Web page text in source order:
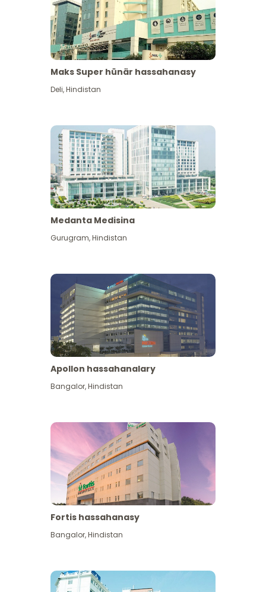
Has giňişleýin gör
Maks Super hünär hassahanasy
Deli,Hindistan
Medanta Medisina
Gurugram,Hindistan
Apollon hassahanalary
Bangalor,Hindistan
Fortis hassahanasy
Bangalor,Hindistan